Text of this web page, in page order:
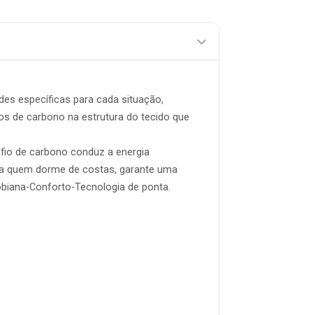
específicas para cada situação,
de carbono na estrutura do tecido que
de carbono conduz a energia
quem dorme de costas, garante uma
Conforto-Tecnologia de ponta.